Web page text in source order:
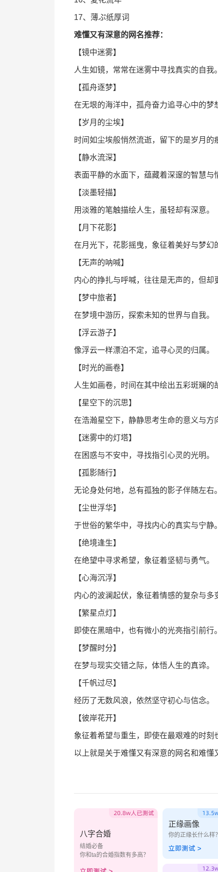
17、薄ぷ纸厚词
难懂又有深意的网名推荐：
【镜中迷雾】
人生如镜，常常在迷雾中寻找真实的自我。
【孤舟逐梦】
在无垠的海洋中，孤舟奋力追寻心中的梦
【岁月的尘埃】
时间如尘埃般悄然流逝，留下的是岁月的
【静水流深】
表面平静的水面下，蕴藏着深邃的智慧与
【淡墨轻描】
用淡雅的笔触描绘人生，虽轻却有深意。
【月下花影】
在月光下，花影摇曳，象征着美好与梦幻
【无声的呐喊】
内心的挣扎与呼喊，往往是无声的，但却
【梦中旅者】
在梦境中游历，探索未知的世界与自我。
【浮云游子】
像浮云一样漂泊不定，追寻心灵的归属。
【时光的画卷】
人生如画卷，时间在其中绘出五彩斑斓的
【星空下的沉思】
在浩瀚星空下，静静思考生命的意义与方
【迷雾中的灯塔】
在困惑与不安中，寻找指引心灵的光明。
【孤影随行】
无论身处何地，总有孤独的影子伴随左右。
【尘世浮华】
于世俗的繁华中，寻找内心的真实与宁静。
【绝境逢生】
在绝望中寻求希望，象征着坚韧与勇气。
【心海沉浮】
内心的波澜起伏，象征着情感的复杂与多
【繁星点灯】
即使在黑暗中，也有微小的光亮指引前行。
【梦醒时分】
在梦与现实交错之际，体悟人生的真谛。
【千帆过尽】
经历了无数风浪，依然坚守初心与信念。
【彼岸花开】
象征着希望与重生，即使在最艰难的时刻
以上就是关于难懂又有深意的网名和难懂
八字合婚
结婚必备
你和ta的合婚指数有多高？
正缘画像
你的正缘长什么样？